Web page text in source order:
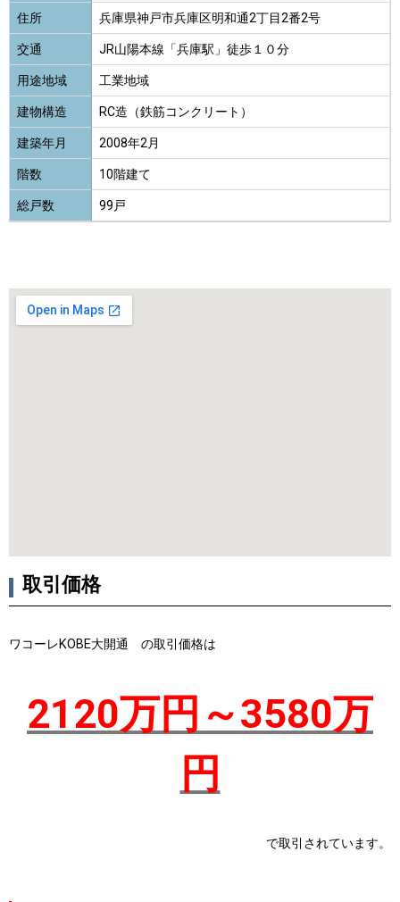
住所 兵庫県神戸市兵庫区明和通2丁目2番2号
交通 JR山陽本線「兵庫駅」徒歩１０分
用途地域 工業地域
建物構造 RC造（鉄筋コンクリート）
建築年月 2008年2月
階数 10階建て
総戸数 99戸
取引価格
ワコーレKOBE大開通 の取引価格は
2120万円～3580万
円
で取引されています。